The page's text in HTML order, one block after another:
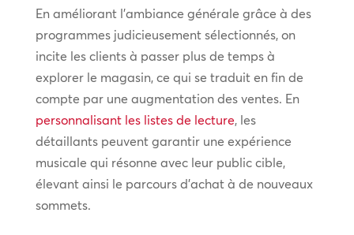
En améliorant l’ambiance générale grâce à des
programmes judicieusement sélectionnés, on
incite les clients à passer plus de temps à
explorer le magasin, ce qui se traduit en fin de
compte par une augmentation des ventes. En
personnalisant les listes de lecture, les
détaillants peuvent garantir une expérience
musicale qui résonne avec leur public cible,
élevant ainsi le parcours d’achat à de nouveaux
sommets.